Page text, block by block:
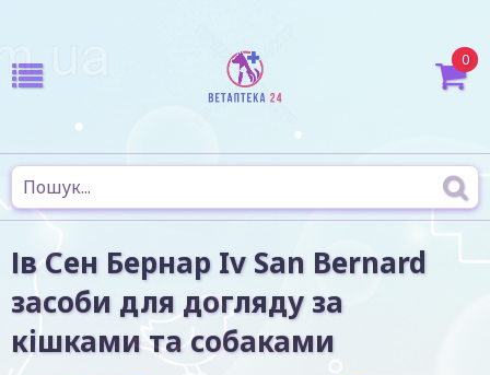
0
Ів Сен Бернар Iv San Bernard
засоби для догляду за
кішками та собаками